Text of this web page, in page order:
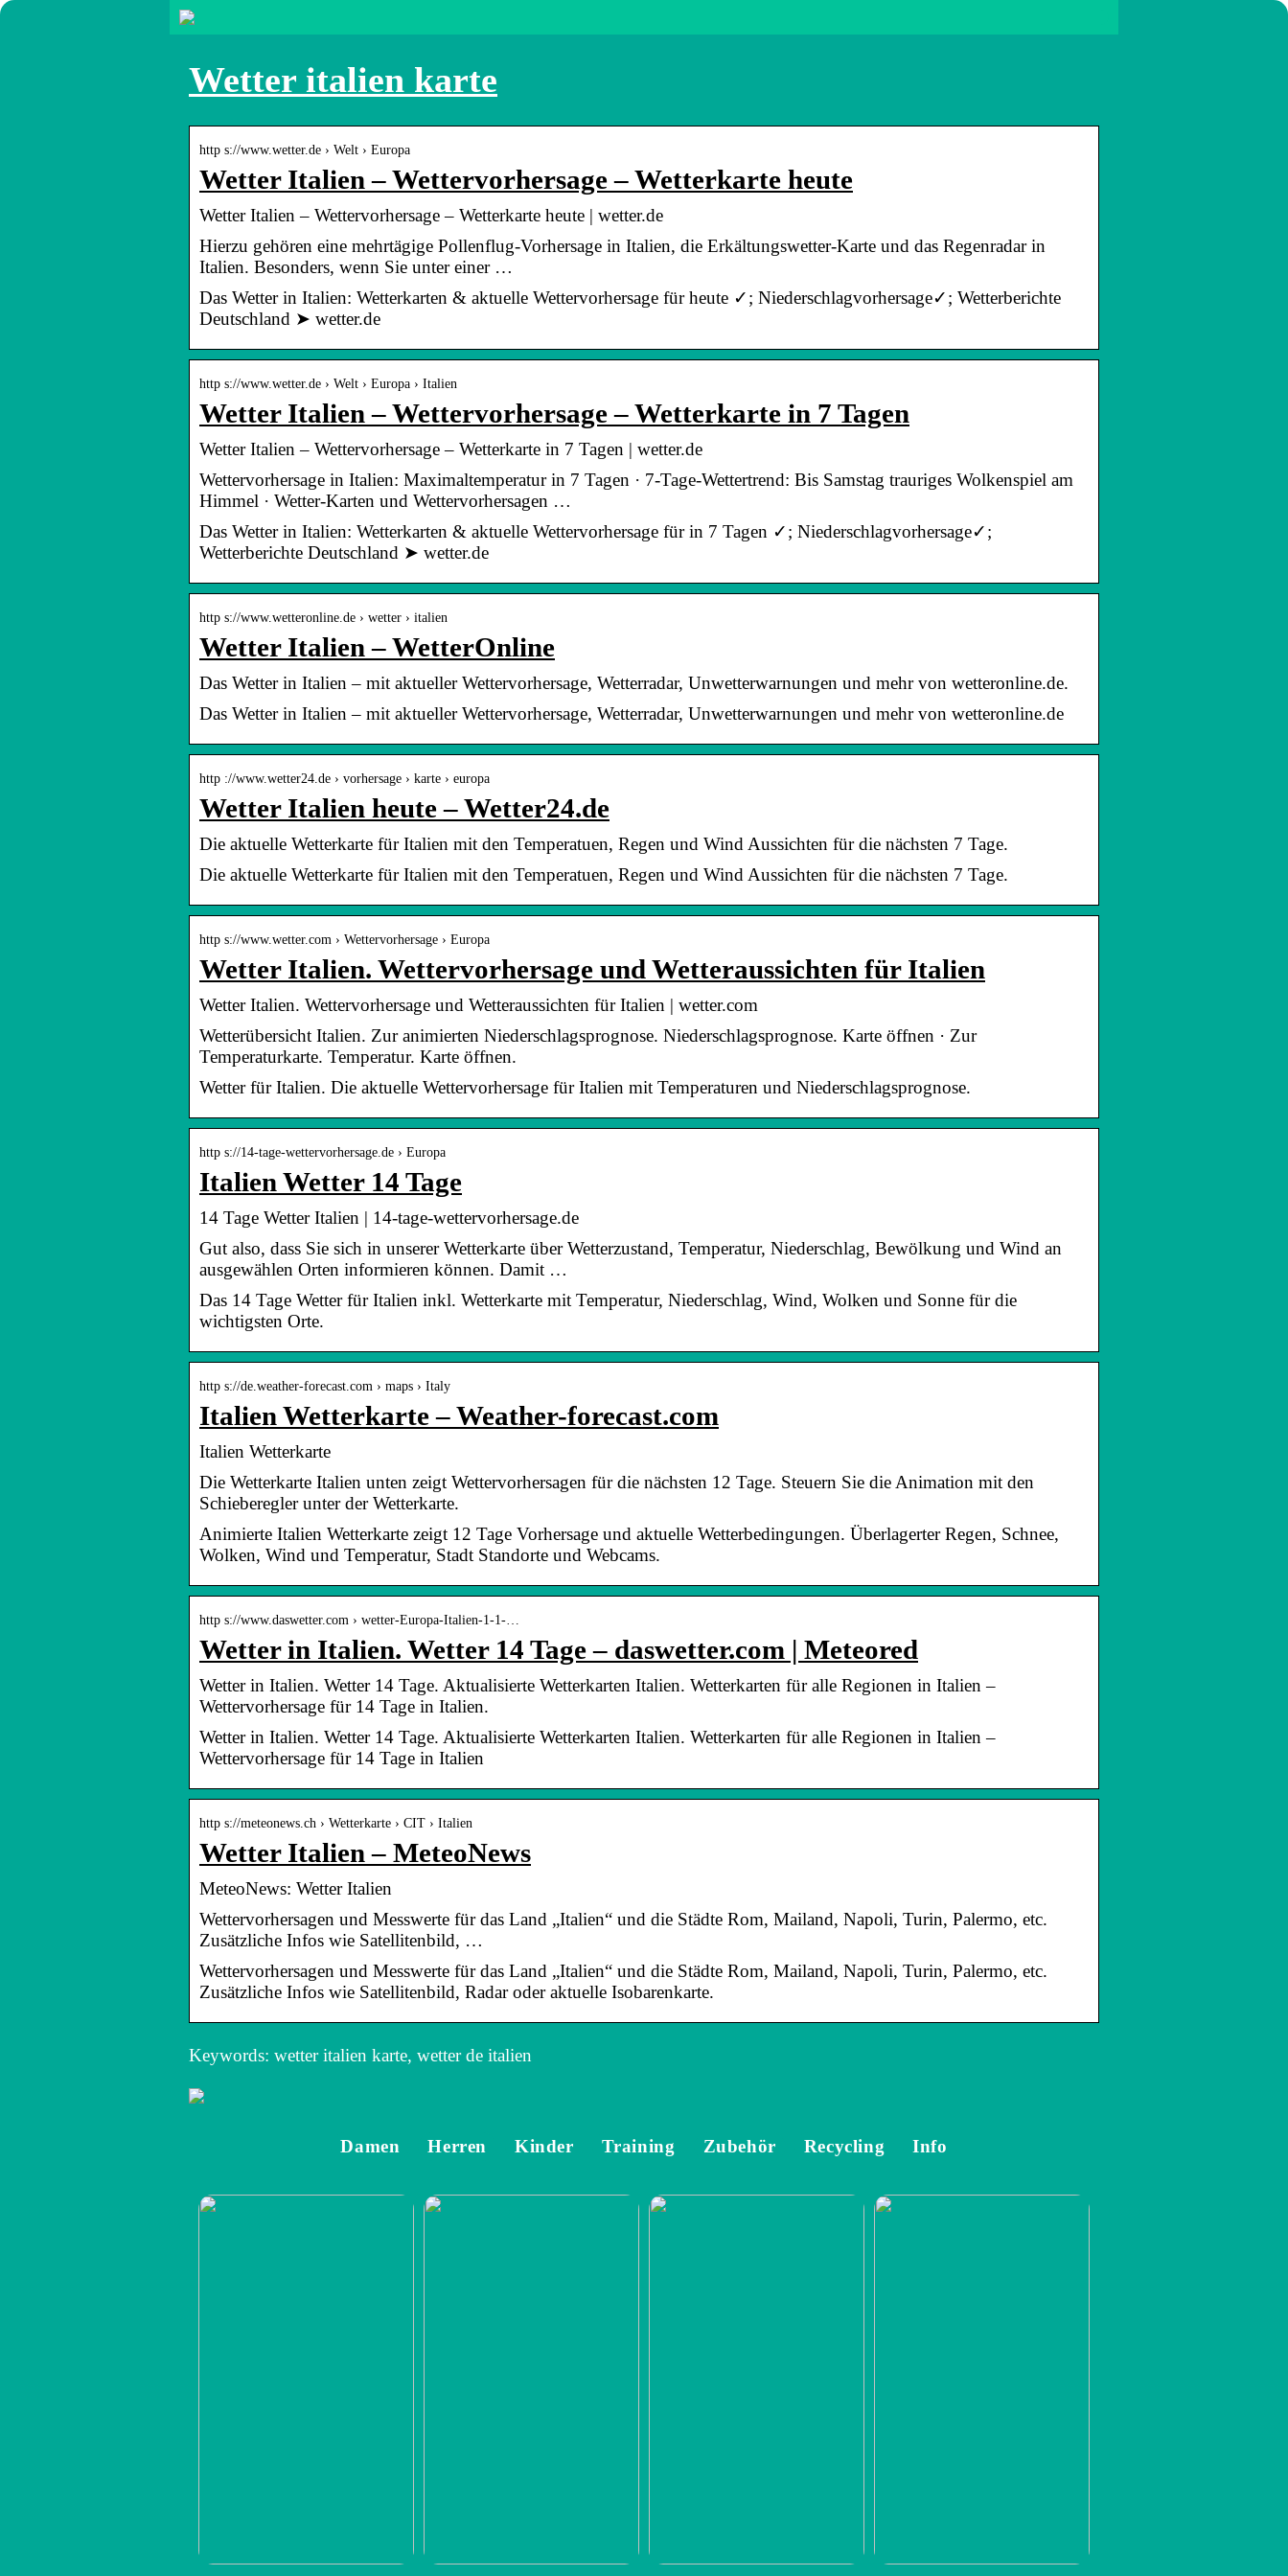
Wetter italien karte
http s://www.wetter.de › Welt › Europa
Wetter Italien – Wettervorhersage – Wetterkarte heute
Wetter Italien – Wettervorhersage – Wetterkarte heute | wetter.de
Hierzu gehören eine mehrtägige Pollenflug-Vorhersage in Italien, die Erkältungswetter-Karte und das Regenradar in
Italien. Besonders, wenn Sie unter einer …
Das Wetter in Italien: Wetterkarten & aktuelle Wettervorhersage für heute ✓; Niederschlagvorhersage✓; Wetterberichte
Deutschland ➤ wetter.de
http s://www.wetter.de › Welt › Europa › Italien
Wetter Italien – Wettervorhersage – Wetterkarte in 7 Tagen
Wetter Italien – Wettervorhersage – Wetterkarte in 7 Tagen | wetter.de
Wettervorhersage in Italien: Maximaltemperatur in 7 Tagen · 7-Tage-Wettertrend: Bis Samstag trauriges Wolkenspiel am
Himmel · Wetter-Karten und Wettervorhersagen …
Das Wetter in Italien: Wetterkarten & aktuelle Wettervorhersage für in 7 Tagen ✓; Niederschlagvorhersage✓;
Wetterberichte Deutschland ➤ wetter.de
http s://www.wetteronline.de › wetter › italien
Wetter Italien – WetterOnline
Das Wetter in Italien – mit aktueller Wettervorhersage, Wetterradar, Unwetterwarnungen und mehr von wetteronline.de.
Das Wetter in Italien – mit aktueller Wettervorhersage, Wetterradar, Unwetterwarnungen und mehr von wetteronline.de
http ://www.wetter24.de › vorhersage › karte › europa
Wetter Italien heute – Wetter24.de
Die aktuelle Wetterkarte für Italien mit den Temperatuen, Regen und Wind Aussichten für die nächsten 7 Tage.
Die aktuelle Wetterkarte für Italien mit den Temperatuen, Regen und Wind Aussichten für die nächsten 7 Tage.
http s://www.wetter.com › Wettervorhersage › Europa
Wetter Italien. Wettervorhersage und Wetteraussichten für Italien
Wetter Italien. Wettervorhersage und Wetteraussichten für Italien | wetter.com
Wetterübersicht Italien. Zur animierten Niederschlagsprognose. Niederschlagsprognose. Karte öffnen · Zur
Temperaturkarte. Temperatur. Karte öffnen.
Wetter für Italien. Die aktuelle Wettervorhersage für Italien mit Temperaturen und Niederschlagsprognose.
http s://14-tage-wettervorhersage.de › Europa
Italien Wetter 14 Tage
14 Tage Wetter Italien | 14-tage-wettervorhersage.de
Gut also, dass Sie sich in unserer Wetterkarte über Wetterzustand, Temperatur, Niederschlag, Bewölkung und Wind an
ausgewählen Orten informieren können. Damit …
Das 14 Tage Wetter für Italien inkl. Wetterkarte mit Temperatur, Niederschlag, Wind, Wolken und Sonne für die
wichtigsten Orte.
http s://de.weather-forecast.com › maps › Italy
Italien Wetterkarte – Weather-forecast.com
Italien Wetterkarte
Die Wetterkarte Italien unten zeigt Wettervorhersagen für die nächsten 12 Tage. Steuern Sie die Animation mit den
Schieberegler unter der Wetterkarte.
Animierte Italien Wetterkarte zeigt 12 Tage Vorhersage und aktuelle Wetterbedingungen. Überlagerter Regen, Schnee,
Wolken, Wind und Temperatur, Stadt Standorte und Webcams.
http s://www.daswetter.com › wetter-Europa-Italien-1-1-…
Wetter in Italien. Wetter 14 Tage – daswetter.com | Meteored
Wetter in Italien. Wetter 14 Tage. Aktualisierte Wetterkarten Italien. Wetterkarten für alle Regionen in Italien –
Wettervorhersage für 14 Tage in Italien.
Wetter in Italien. Wetter 14 Tage. Aktualisierte Wetterkarten Italien. Wetterkarten für alle Regionen in Italien –
Wettervorhersage für 14 Tage in Italien
http s://meteonews.ch › Wetterkarte › CIT › Italien
Wetter Italien – MeteoNews
MeteoNews: Wetter Italien
Wettervorhersagen und Messwerte für das Land „Italien“ und die Städte Rom, Mailand, Napoli, Turin, Palermo, etc.
Zusätzliche Infos wie Satellitenbild, …
Wettervorhersagen und Messwerte für das Land „Italien“ und die Städte Rom, Mailand, Napoli, Turin, Palermo, etc.
Zusätzliche Infos wie Satellitenbild, Radar oder aktuelle Isobarenkarte.
Keywords: wetter italien karte, wetter de italien
Damen Herren Kinder Training Zubehör Recycling Info